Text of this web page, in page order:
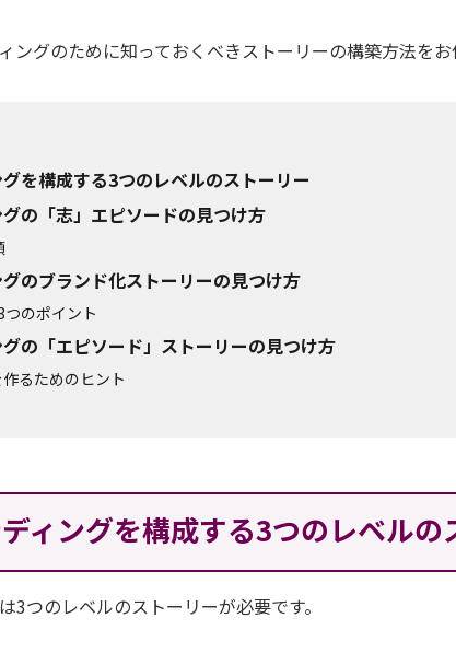
ングのために知っておくべきストーリーの構築方法をお
を構成する3つのレベルのストーリー
の「志」エピソードの見つけ方
のブランド化ストーリーの見つけ方
のポイント
の「エピソード」ストーリーの見つけ方
るためのヒント
ィングを構成する3つのレベルの
3つのレベルのストーリーが必要です。